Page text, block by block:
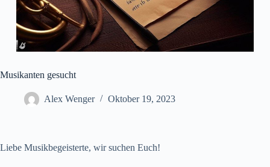
Musikanten gesucht
Alex Wenger Oktober 19, 2023
Liebe Musikbegeisterte, wir suchen Euch!